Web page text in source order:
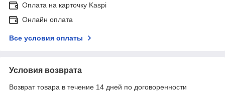
Оплата на карточку Kaspi
Онлайн оплата
Все условия оплаты
Условия возврата
Возврат товара в течение 14 дней по договоренности